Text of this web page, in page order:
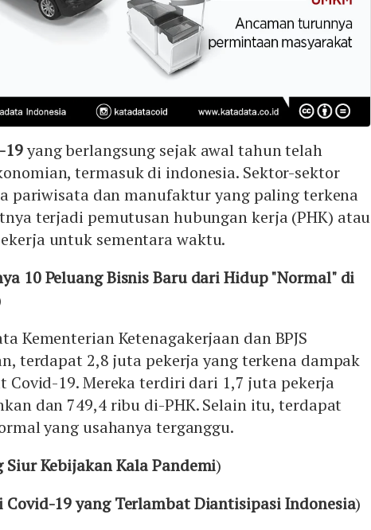
19yang berlangsung sejak awal tahun telah
termasuk di indonesia. Sektor-sektor
pariwisata dan manufaktur yang paling terkena
terjadi pemutusan hubungan kerja (PHK) atau
untuk sementara waktu.
10 Peluang Bisnis Baru dari Hidup "Normal" di
Kementerian Ketenagakerjaan dan BPJS
terdapat 2,8 juta pekerja yang terkena dampak
Covid-19. Mereka terdiri dari 1,7 juta pekerja
dan 749,4 ribu di-PHK. Selain itu, terdapat
yang usahanya terganggu.
Siur Kebijakan Kala Pandemi)
Covid-19 yang Terlambat Diantisipasi Indonesia)